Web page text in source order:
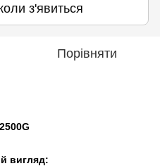
з'явиться
Порівняти
вигляд: